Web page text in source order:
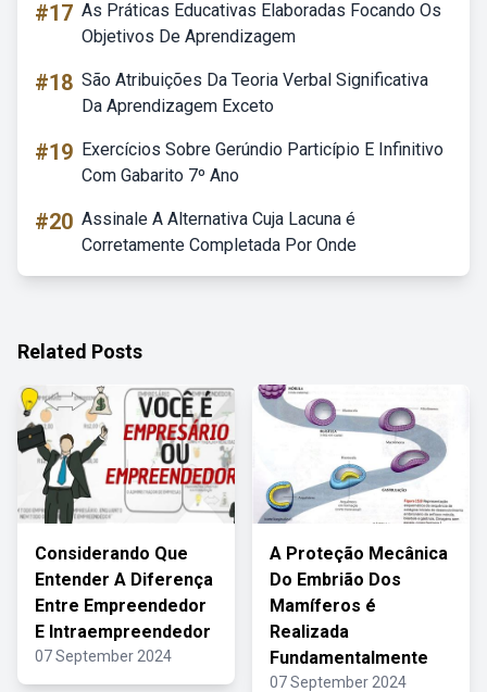
#17 As Práticas Educativas Elaboradas Focando Os
Objetivos De Aprendizagem
#18 São Atribuições Da Teoria Verbal Significativa
Da Aprendizagem Exceto
#19 Exercícios Sobre Gerúndio Particípio E Infinitivo
Com Gabarito 7º Ano
#20 Assinale A Alternativa Cuja Lacuna é
Corretamente Completada Por Onde
Related Posts
Considerando Que
Entender A Diferença
Entre Empreendedor
E Intraempreendedor
07 September 2024
A Proteção Mecânica
Do Embrião Dos
Mamíferos é
Realizada
Fundamentalmente
07 September 2024